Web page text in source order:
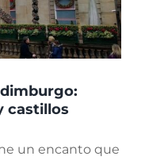
castillos
un encanto que